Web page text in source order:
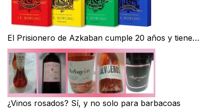
El Prisionero de Azkaban cumple 20 años y tiene…
¿Vinos rosados? Sí, y no solo para barbacoas